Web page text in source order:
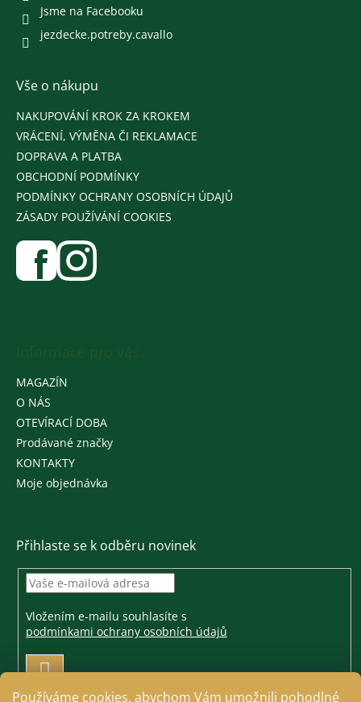
Používáme cookies, abychom Vám umožnili pohodlné
Jsme na Facebooku
jezdecke.potreby.cavallo
Vše o nákupu
NAKUPOVÁNÍ KROK ZA KROKEM
VRÁCENÍ, VÝMĚNA ČI REKLAMACE
DOPRAVA A PLATBA
OBCHODNÍ PODMÍNKY
PODMÍNKY OCHRANY OSOBNÍCH ÚDAJŮ
ZÁSADY POUŽÍVÁNÍ COOKIES
MAGAZÍN
O NÁS
OTEVÍRACÍ DOBA
Prodávané značky
KONTAKTY
Moje objednávka
Přihlaste se k odběru novinek
Vložením e-mailu souhlasíte s
podmínkami ochrany osobních údajů
PŘIHLÁSIT